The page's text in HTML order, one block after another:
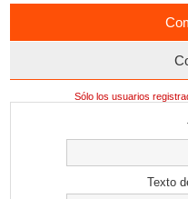
Sólo los usuarios
Texto